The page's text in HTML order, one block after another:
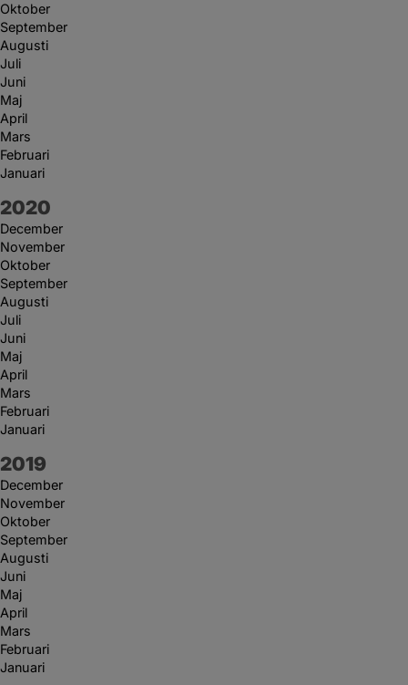
Oktober
September
Augusti
Juli
Juni
Maj
April
Mars
Februari
Januari
År:
2020
December
November
Oktober
September
Augusti
Juli
Juni
Maj
April
Mars
Februari
Januari
År:
2019
December
November
Oktober
September
Augusti
Juni
Maj
April
Mars
Februari
Januari